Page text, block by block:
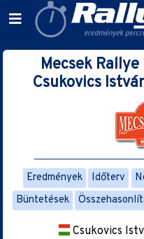
Mecsek
Csukovics
Eredmények Időterv
Büntetések
Csukovics